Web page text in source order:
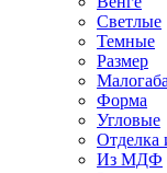
Светлые
Темные
Размер
Форма
Угловые
Отделка
Из МДФ